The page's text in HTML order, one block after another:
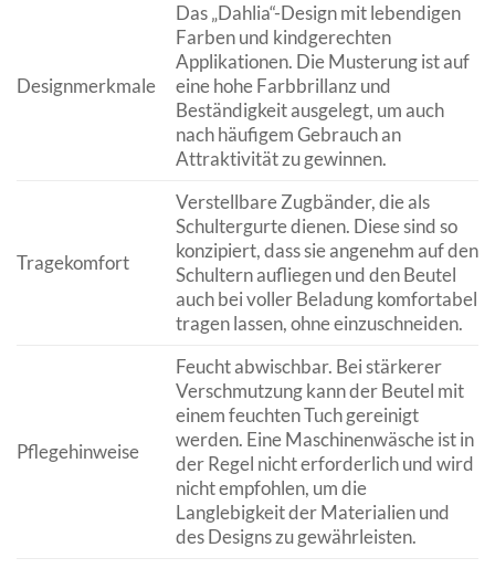
Designmerkmale
Das „Dahlia“-Design mit lebendigen
Farben und kindgerechten
Applikationen. Die Musterung ist auf
eine hohe Farbbrillanz und
Beständigkeit ausgelegt, um auch
nach häufigem Gebrauch an
Attraktivität zu gewinnen.
Tragekomfort
Verstellbare Zugbänder, die als
Schultergurte dienen. Diese sind so
konzipiert, dass sie angenehm auf den
Schultern aufliegen und den Beutel
auch bei voller Beladung komfortabel
tragen lassen, ohne einzuschneiden.
Pflegehinweise
Feucht abwischbar. Bei stärkerer
Verschmutzung kann der Beutel mit
einem feuchten Tuch gereinigt
werden. Eine Maschinenwäsche ist in
der Regel nicht erforderlich und wird
nicht empfohlen, um die
Langlebigkeit der Materialien und
des Designs zu gewährleisten.